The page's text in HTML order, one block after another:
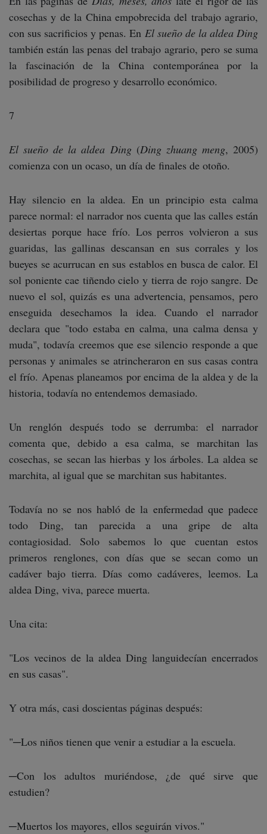
cosechas y de la China empobrecida del trabajo agrario,
con sus sacrificios y penas. En El sueño de la aldea Ding
también están las penas del trabajo agrario, pero se suma
la fascinación de la China contemporánea por la
posibilidad de progreso y desarrollo económico.
7
El sueño de la aldea Ding(Ding zhuang meng, 2005)
comienza con un ocaso, un día de finales de otoño.
Hay silencio en la aldea. En un principio esta calma
parece normal: el narrador nos cuenta que las calles están
desiertas porque hace frío. Los perros volvieron a sus
guaridas, las gallinas descansan en sus corrales y los
bueyes se acurrucan en sus establos en busca de calor. El
sol poniente cae tiñendo cielo y tierra de rojo sangre. De
nuevo el sol, quizás es una advertencia, pensamos, pero
enseguida desechamos la idea. Cuando el narrador
declara que "todo estaba en calma, una calma densa y
muda", todavía creemos que ese silencio responde a que
personas y animales se atrincheraron en sus casas contra
el frío. Apenas planeamos por encima de la aldea y de la
historia, todavía no entendemos demasiado.
Un renglón después todo se derrumba: el narrador
comenta que, debido a esa calma, se marchitan las
cosechas, se secan las hierbas y los árboles. La aldea se
marchita, al igual que se marchitan sus habitantes.
Todavía no se nos habló de la enfermedad que padece
todo Ding, tan parecida a una gripe de alta
contagiosidad. Solo sabemos lo que cuentan estos
primeros renglones, con días que se secan como un
cadáver bajo tierra. Días como cadáveres, leemos. La
aldea Ding, viva, parece muerta.
Una cita:
"Los vecinos de la aldea Ding languidecían encerrados
en sus casas".
Y otra más, casi doscientas páginas después:
"─Los niños tienen que venir a estudiar a la escuela.
─Con los adultos muriéndose, ¿de qué sirve que
estudien?
─Muertos los mayores, ellos seguirán vivos."